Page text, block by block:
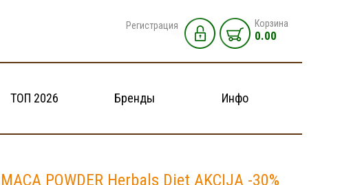
Регистрация Корзина
0.00
ТОП 2026 Бренды Инфо
MACA POWDER Herbals Diet AKCIJA -30%